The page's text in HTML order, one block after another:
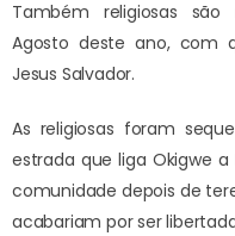
Também religiosas
Agosto deste ano, com
Jesus Salvador.
As religiosas foram
estrada que liga Okigwe
comunidade depois de
acabariam por ser